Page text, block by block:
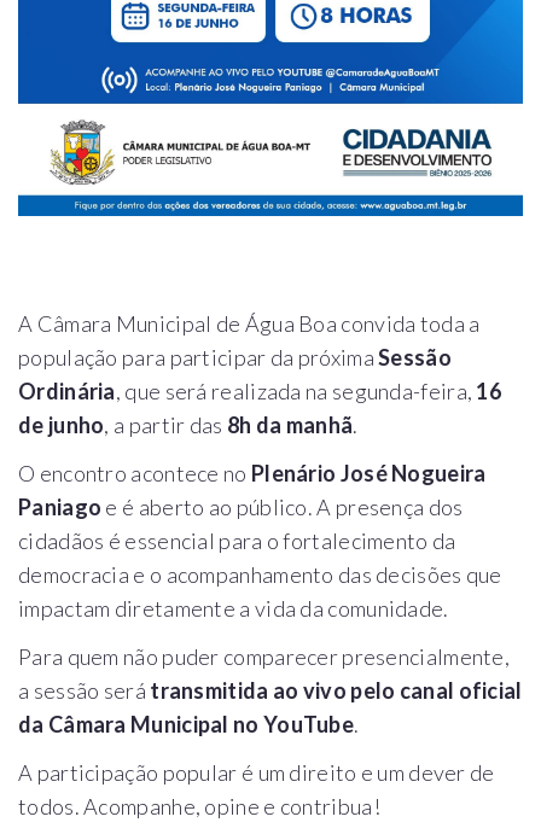
A Câmara Municipal de Água Boa convida toda a
população para participar da próximaSessão
Ordinária, que será realizada na segunda-feira, 16
de junho, a partir das 8h da manhã.
O encontro acontece no Plenário José Nogueira
Paniago e é aberto ao público. A presença dos
cidadãos é essencial para o fortalecimento da
democracia e o acompanhamento das decisões que
impactam diretamente a vida da comunidade.
Para quem não puder comparecer presencialmente,
a sessão será transmitida ao vivo pelo canal oficial
da Câmara Municipal no YouTube.
A participação popular é um direito e um dever de
todos. Acompanhe, opine e contribua!